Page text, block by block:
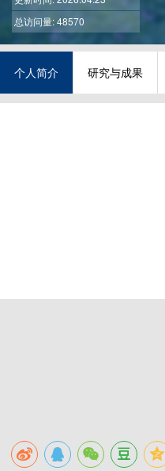
总访问量: 48570
个人简介 研究与成果